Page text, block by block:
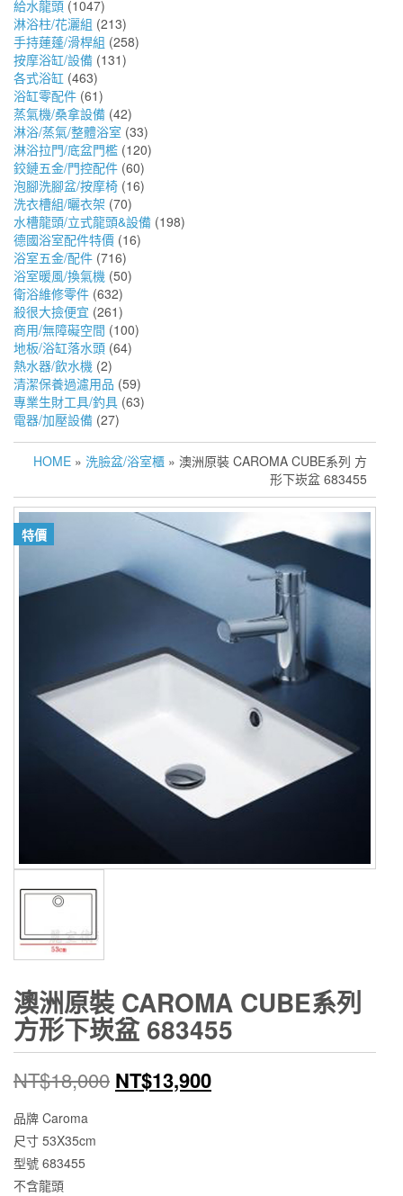
給水龍頭 (1047)
淋浴柱/花灑組 (213)
手持蓮蓬/滑桿組 (258)
按摩浴缸/設備 (131)
各式浴缸 (463)
浴缸零配件 (61)
蒸氣機/桑拿設備 (42)
淋浴/蒸氣/整體浴室 (33)
淋浴拉門/底盆門檻 (120)
鉸鏈五金/門控配件 (60)
泡腳洗腳盆/按摩椅 (16)
洗衣槽組/曬衣架 (70)
水槽龍頭/立式龍頭&設備 (198)
德國浴室配件特價 (16)
浴室五金/配件 (716)
浴室暖風/換氣機 (50)
衛浴維修零件 (632)
殺很大撿便宜 (261)
商用/無障礙空間 (100)
地板/浴缸落水頭 (64)
熱水器/飲水機 (2)
清潔保養過濾用品 (59)
專業生財工具/釣具 (63)
電器/加壓設備 (27)
HOME » 洗臉盆/浴室櫃 » 澳洲原裝 CAROMA CUBE系列 方
形下崁盆 683455
特價
澳洲原裝 CAROMA CUBE系列
方形下崁盆 683455
NT$18,000 原
NT$13,900目
品牌 Caroma
尺寸 53X35cm
型號 683455
不含龍頭